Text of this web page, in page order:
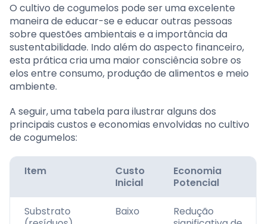
O cultivo de cogumelos pode ser uma excelente
maneira de educar-se e educar outras pessoas
sobre questões ambientais e a importância da
sustentabilidade. Indo além do aspecto financeiro,
esta prática cria uma maior consciência sobre os
elos entre consumo, produção de alimentos e meio
ambiente.
A seguir, uma tabela para ilustrar alguns dos
principais custos e economias envolvidas no cultivo
de cogumelos:
Item
Custo
Inicial
Economia
Potencial
Substrato
Baixo
Redução